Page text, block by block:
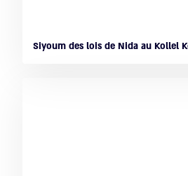
Siyoum des lois de Nida au Kollel